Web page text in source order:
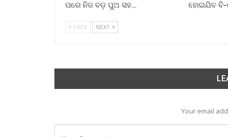
ପରେ ନିଜ ବଡ଼ ପୁଅ ସହ…
ହୋଇଯିବ ବି-
PREV NEXT
Your email